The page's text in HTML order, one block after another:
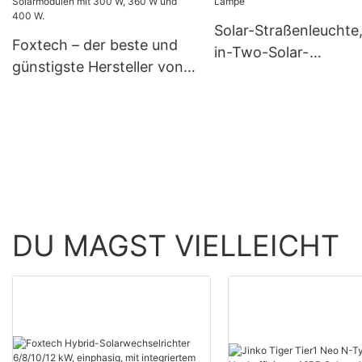
Foxtech – der beste und
günstigste Hersteller von
Solar-
in-Two-Solar-
DU MAGST VIELLEICHT